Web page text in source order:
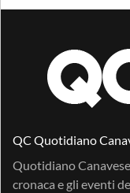
QC Quotidiano
Quotidiano
cronaca e gli eventi